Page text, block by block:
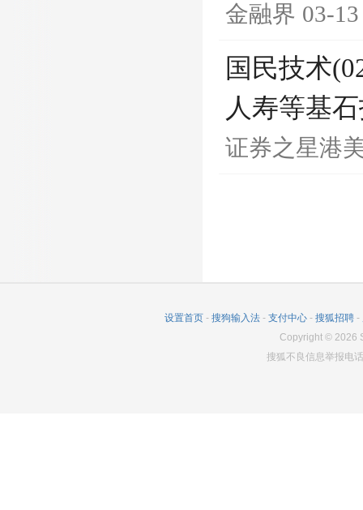
金融界 03-
国民技术
人寿等基
证券之星港
设置首页 - 搜狗输入法 - 支付中心 - 搜狐招聘 -
Copyright © 2026
搜狐不良信息举报电